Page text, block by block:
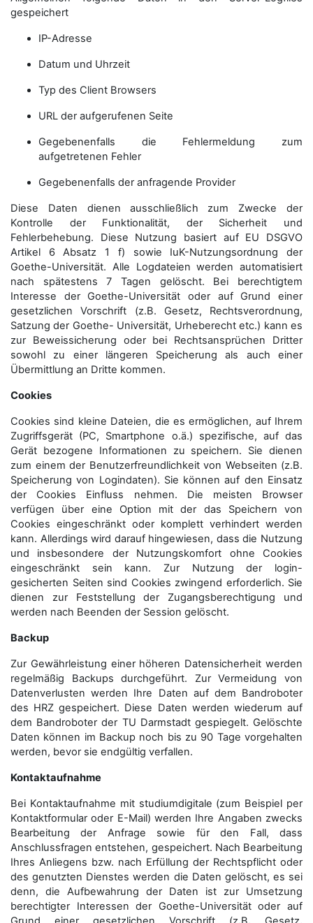
gespeichert
IP-Adresse
Datum und Uhrzeit
Typ des Client Browsers
URL der aufgerufenen Seite
Gegebenenfalls die Fehlermeldung zum
aufgetretenen Fehler
Gegebenenfalls der anfragende Provider
Diese Daten dienen ausschließlich zum Zwecke der
Kontrolle der Funktionalität, der Sicherheit und
Fehlerbehebung. Diese Nutzung basiert auf EU DSGVO
Artikel 6 Absatz 1 f) sowie IuK-Nutzungsordnung der
Goethe-Universität. Alle Logdateien werden auto­matisiert
nach spätestens 7 Tagen gelöscht. Bei berechtigtem
Interesse der Goethe-Universität oder auf Grund einer
gesetzlichen Vorschrift (z.B. Gesetz, Rechtsverordnung,
Satzung der Goethe- Universität, Urheberecht etc.) kann es
zur Beweissicherung oder bei Rechtsansprüchen Dritter
sowohl zu einer längeren Speicherung als auch einer
Übermittlung an Dritte kommen.
Cookies
Cookies sind kleine Dateien, die es ermöglichen, auf Ihrem
Zugriffsgerät (PC, Smartphone o.ä.) spezifische, auf das
Gerät bezogene Informationen zu speichern. Sie dienen
zum einem der Benutzerfreundlichkeit von Webseiten (z.B.
Speicherung von Logindaten). Sie können auf den Einsatz
der Cookies Einfluss nehmen. Die meisten Browser
verfügen über eine Option mit der das Speichern von
Cookies eingeschränkt oder komplett verhindert werden
kann. Allerdings wird darauf hingewiesen, dass die Nutzung
und insbesondere der Nutzungskomfort ohne Cookies
eingeschränkt sein kann. Zur Nutzung der login-
gesicherten Seiten sind Cookies zwingend erforderlich. Sie
dienen zur Feststellung der Zugangs­berechtigung und
werden nach Beenden der Session gelöscht.
Backup
Zur Gewährleistung einer höheren Datensicherheit werden
regelmäßig Backups durchgeführt. Zur Vermeidung von
Datenverlusten werden Ihre Daten auf dem Bandroboter
des HRZ gespeichert. Diese Daten werden wiederum auf
dem Bandroboter der TU Darmstadt gespiegelt. Gelöschte
Daten können im Backup noch bis zu 90 Tage vorgehalten
werden, bevor sie endgültig verfallen.
Kontaktaufnahme
Bei Kontaktaufnahme mit studiumdigitale (zum Beispiel per
Kontaktformular oder E-Mail) werden Ihre Angaben zwecks
Bearbeitung der Anfrage sowie für den Fall, dass
Anschluss­fragen entstehen, gespeichert. Nach Bearbeitung
Ihres Anliegens bzw. nach Erfüllung der Rechtspflicht oder
des genutzten Dienstes werden die Daten gelöscht, es sei
denn, die Aufbewahrung der Daten ist zur Umsetzung
berechtigter Interessen der Goethe-Universität oder auf